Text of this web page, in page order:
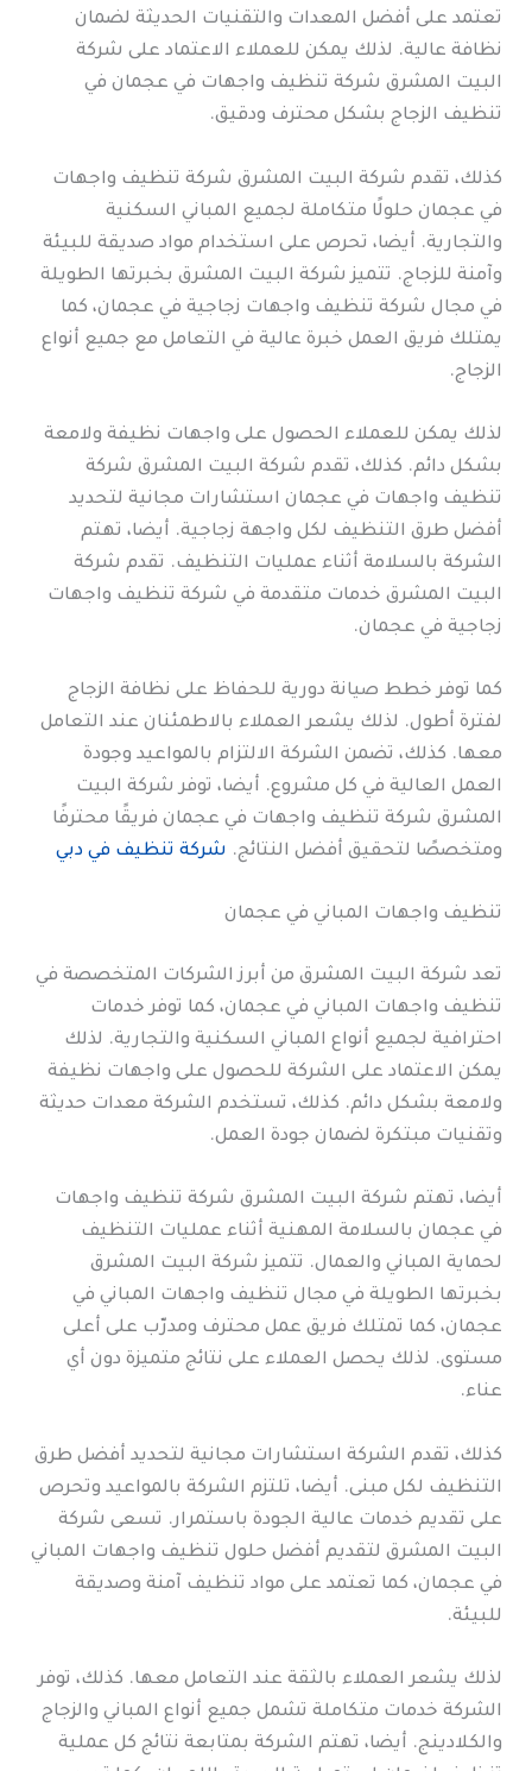
تعتمد على أفضل المعدات والتقنيات الحديثة لضمان
نظافة عالية. لذلك يمكن للعملاء الاعتماد على شركة
البيت المشرق شركة تنظيف واجهات في عجمان في
تنظيف الزجاج بشكل محترف ودقيق.
كذلك، تقدم شركة البيت المشرق شركة تنظيف واجهات
في عجمان حلولًا متكاملة لجميع المباني السكنية
والتجارية. أيضا، تحرص على استخدام مواد صديقة للبيئة
وآمنة للزجاج. تتميز شركة البيت المشرق بخبرتها الطويلة
في مجال شركة تنظيف واجهات زجاجية في عجمان، كما
يمتلك فريق العمل خبرة عالية في التعامل مع جميع أنواع
الزجاج.
لذلك يمكن للعملاء الحصول على واجهات نظيفة ولامعة
بشكل دائم. كذلك، تقدم شركة البيت المشرق شركة
تنظيف واجهات في عجمان استشارات مجانية لتحديد
أفضل طرق التنظيف لكل واجهة زجاجية. أيضا، تهتم
الشركة بالسلامة أثناء عمليات التنظيف. تقدم شركة
البيت المشرق خدمات متقدمة في شركة تنظيف واجهات
زجاجية في عجمان.
كما توفر خطط صيانة دورية للحفاظ على نظافة الزجاج
لفترة أطول. لذلك يشعر العملاء بالاطمئنان عند التعامل
معها. كذلك، تضمن الشركة الالتزام بالمواعيد وجودة
العمل العالية في كل مشروع. أيضا، توفر شركة البيت
المشرق شركة تنظيف واجهات في عجمان فريقًا محترفًا
ومتخصصًا لتحقيق أفضل النتائج. شركة تنظيف في دبي
تنظيف واجهات المباني في عجمان
تعد شركة البيت المشرق من أبرز الشركات المتخصصة في
تنظيف واجهات المباني في عجمان، كما توفر خدمات
احترافية لجميع أنواع المباني السكنية والتجارية. لذلك
يمكن الاعتماد على الشركة للحصول على واجهات نظيفة
ولامعة بشكل دائم. كذلك، تستخدم الشركة معدات حديثة
وتقنيات مبتكرة لضمان جودة العمل.
أيضا، تهتم شركة البيت المشرق شركة تنظيف واجهات
في عجمان بالسلامة المهنية أثناء عمليات التنظيف
لحماية المباني والعمال. تتميز شركة البيت المشرق
بخبرتها الطويلة في مجال تنظيف واجهات المباني في
عجمان، كما تمتلك فريق عمل محترف ومدرّب على أعلى
مستوى. لذلك يحصل العملاء على نتائج متميزة دون أي
عناء.
كذلك، تقدم الشركة استشارات مجانية لتحديد أفضل طرق
التنظيف لكل مبنى. أيضا، تلتزم الشركة بالمواعيد وتحرص
على تقديم خدمات عالية الجودة باستمرار. تسعى شركة
البيت المشرق لتقديم أفضل حلول تنظيف واجهات المباني
في عجمان، كما تعتمد على مواد تنظيف آمنة وصديقة
للبيئة.
لذلك يشعر العملاء بالثقة عند التعامل معها. كذلك، توفر
الشركة خدمات متكاملة تشمل جميع أنواع المباني والزجاج
والكلادينج. أيضا، تهتم الشركة بمتابعة نتائج كل عملية